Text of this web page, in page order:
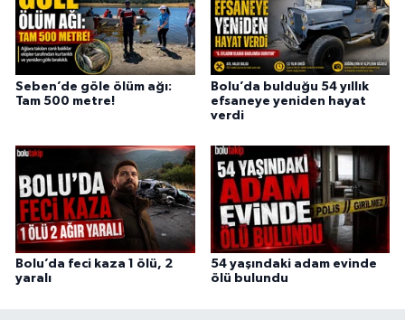
Seben’de göle ölüm ağı:
Tam 500 metre!
Bolu’da bulduğu 54 yıllık
efsaneye yeniden hayat
verdi
Bolu’da feci kaza 1 ölü, 2
yaralı
54 yaşındaki adam evinde
ölü bulundu